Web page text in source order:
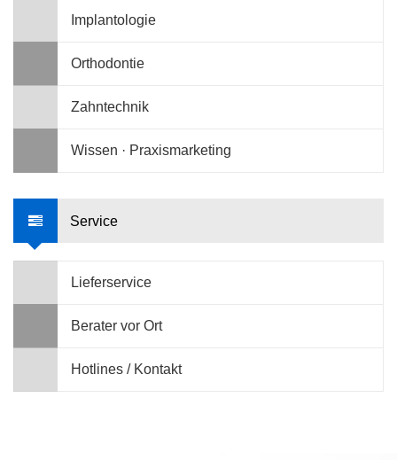
Implantologie
Orthodontie
Zahntechnik
Wissen · Praxismarketing
Service
Lieferservice
Berater vor Ort
Hotlines / Kontakt